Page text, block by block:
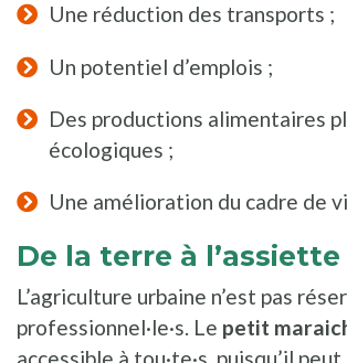
Une réduction des transports ;
Un potentiel d’emplois ;
Des productions alimentaires
écologiques ;
Une amélioration du cadre de
De la terre à l’assiette
L’agriculture urbaine n’est pas
professionnel·le·s. Le petit
accessible à tou·te·s, puisqu’il